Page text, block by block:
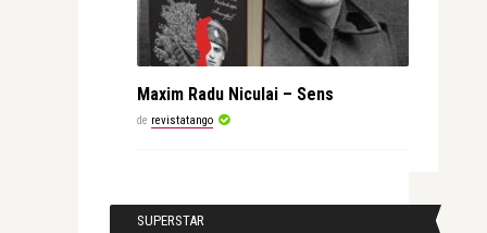
Maxim Radu Niculai – Sens
de revistatango
SUPERSTAR